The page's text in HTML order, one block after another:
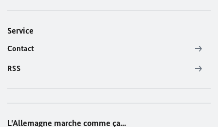
Service
Contact
RSS
L'Allemagne marche comme ça...